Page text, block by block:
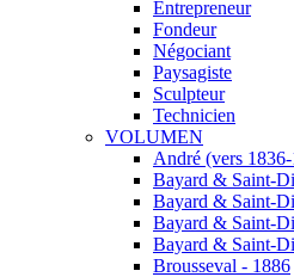
Entrepreneur
Fondeur
Négociant
Paysagiste
Sculpteur
Technicien
VOLUMEN
André (vers
Bayard & Saint-
Bayard & Saint-
Bayard & Saint-
Bayard & Saint-
Brousseval - 1886